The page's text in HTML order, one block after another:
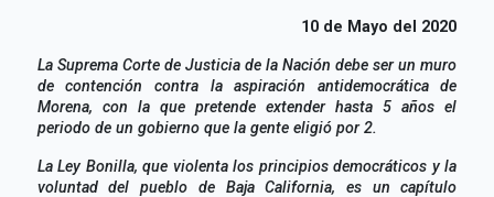
10 de Mayo del 2020
La Suprema Corte de Justicia de la Nación debe ser un muro
de contención contra la aspiración antidemocrática de
Morena, con la que pretende extender hasta 5 años el
periodo de un gobierno que la gente eligió por 2.
La Ley Bonilla, que violenta los principios democráticos y la
voluntad del pueblo de Baja California, es un capítulo